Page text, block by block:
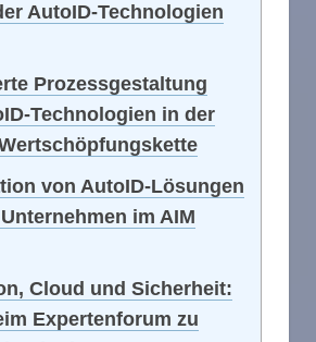
AutoID-Technologien
Prozessgestaltung
Technologien in der
von AutoID-Lösungen
im AIM
Cloud und Sicherheit:
Expertenforum zu